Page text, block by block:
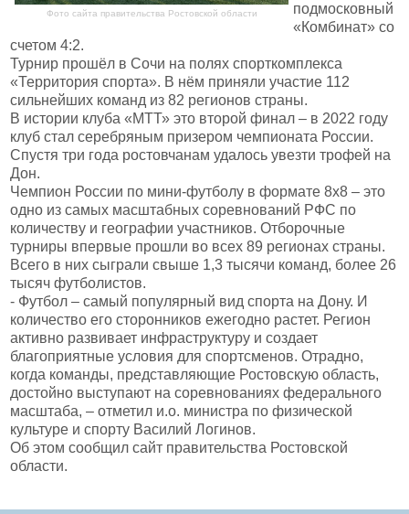
Фото сайта правительства Ростовской области
подмосковный
«Комбинат» со
счетом 4:2.
Турнир прошёл в Сочи на полях спорткомплекса
«Территория спорта». В нём приняли участие 112
сильнейших команд из 82 регионов страны.
В истории клуба «МТТ» это второй финал – в 2022 году
клуб стал серебряным призером чемпионата России.
Спустя три года ростовчанам удалось увезти трофей на
Дон.
Чемпион России по мини-футболу в формате 8х8 – это
одно из самых масштабных соревнований РФС по
количеству и географии участников. Отборочные
турниры впервые прошли во всех 89 регионах страны.
Всего в них сыграли свыше 1,3 тысячи команд, более 26
тысяч футболистов.
- Футбол – самый популярный вид спорта на Дону. И
количество его сторонников ежегодно растет. Регион
активно развивает инфраструктуру и создает
благоприятные условия для спортсменов. Отрадно,
когда команды, представляющие Ростовскую область,
достойно выступают на соревнованиях федерального
масштаба, – отметил и.о. министра по физической
культуре и спорту Василий Логинов.
Об этом сообщил сайт правительства Ростовской
области.